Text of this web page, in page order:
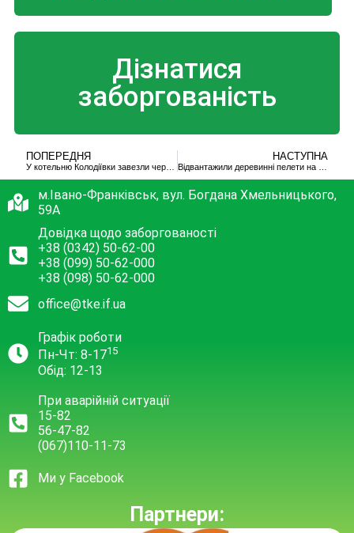
Дізнатися
заборгованість
ПОПЕРЕДНЯ НАСТУПНА
м.Івано-Франківськ, вул. Богдана Хмельницького,
59А
Довідка щодо заборгованості
+38 (0342) 50-62-00
+38 (099) 50-62-000
+38 (098) 50-62-000
office@tke.if.ua
Графік роботи
Пн-Чт: 8-1715
Обід: 12-13
При аварійній ситуації
15-82
56-47-82
(067)110-11-73
Ми у Facebook
Партнери: